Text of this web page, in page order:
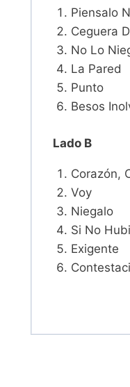
Piensalo
Ceguera
No Lo
La Pared
Punto
Besos
Lado B
Corazón,
Voy
Niegalo
Si No
Exigente